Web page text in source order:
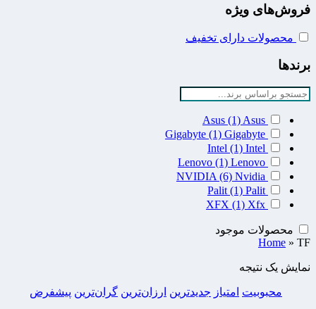
فروش‌های ویژه
محصولات دارای تخفیف
برندها
Asus (1) Asus
Gigabyte (1) Gigabyte
Intel (1) Intel
Lenovo (1) Lenovo
NVIDIA (6) Nvidia
Palit (1) Palit
XFX (1) Xfx
محصولات موجود
Home » TF
نمایش یک نتیجه
محبوبیت امتیاز جدیدترین ارزان‌ترین گران‌ترین پیشفرض